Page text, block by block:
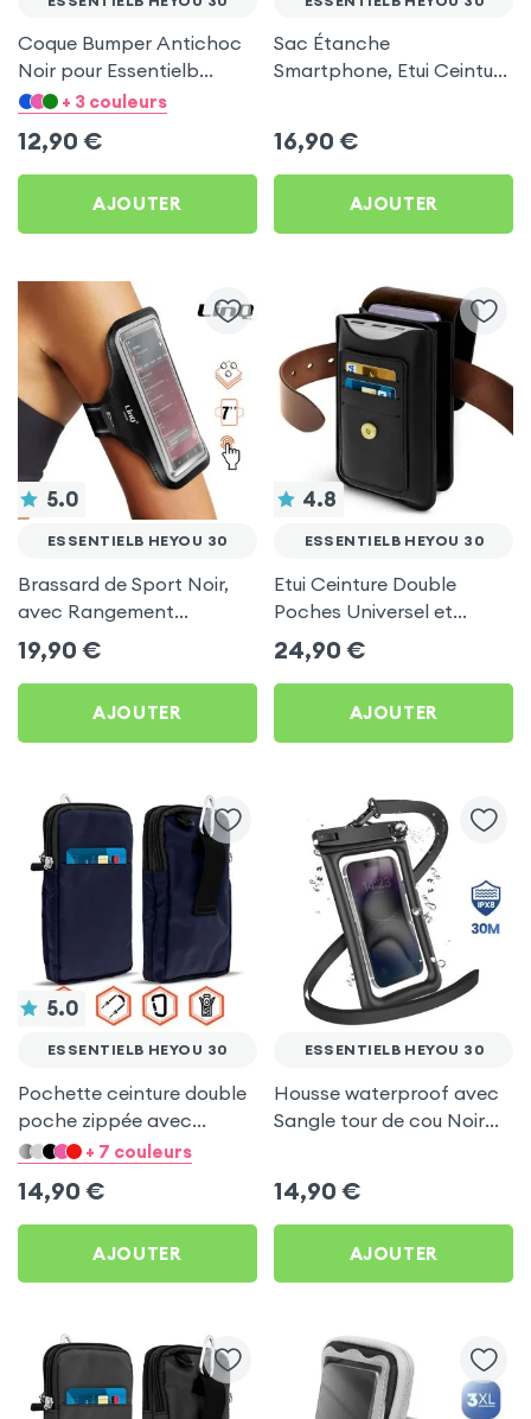
Coque Bumper Antichoc
Noir pour Essentielb
HEYou 30+ 3 couleurs
12,90 €
AJOUTER
Sac Étanche
Smartphone, Etui Ceinture
Essentielb HEYou 30
16,90 €
AJOUTER
5.0
ESSENTIELB HEYOU 30
Brassard de Sport Noir,
avec Rangement
Carte/clé LinQ pour
Essentielb HEYou 30
19,90 €
AJOUTER
4.8
ESSENTIELB HEYOU 30
Etui Ceinture Double
Poches Universel et
Porte-cartes - Noir pour
Essentielb HEYou 30
24,90 €
AJOUTER
5.0
ESSENTIELB HEYOU 30
Pochette ceinture double
poche zippée avec
mousqueton + Lanière -
HEYou 30
+ 7 couleurs
14,90 €
AJOUTER
ESSENTIELB HEYOU 30
Housse waterproof avec
Sangle tour de cou Noir
14,90 €
AJOUTER